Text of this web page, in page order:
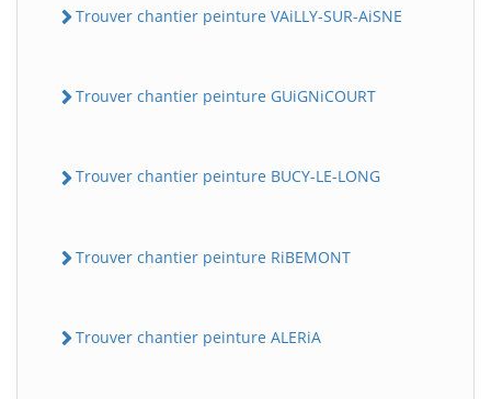
Trouver chantier peinture VAiLLY-SUR-AiSNE
Trouver chantier peinture GUiGNiCOURT
Trouver chantier peinture BUCY-LE-LONG
Trouver chantier peinture RiBEMONT
Trouver chantier peinture ALERiA